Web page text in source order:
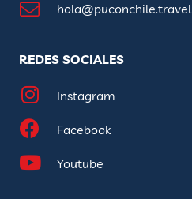
hola@puconchile.travel
REDES SOCIALES
Instagram
Facebook
Youtube